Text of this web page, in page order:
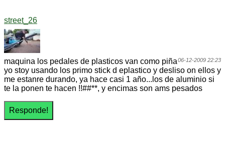
street_26
06-12-2009 22:23
maquina los pedales de plasticos van como piña
yo stoy usando los primo stick d eplastico y desliso on ellos y
me estanre durando, ya hace casi 1 año...los de aluminio si
te la ponen te hacen !!##**, y encimas son ams pesados